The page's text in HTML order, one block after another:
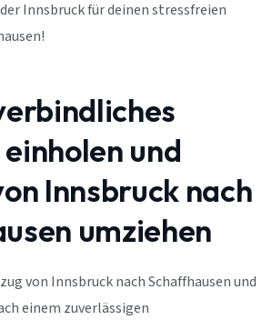
Innsbruck für deinen stressfreien
und
Innsbruck nach
umziehen
von Innsbruck nach Schaffhausen und
einem zuverlässigen